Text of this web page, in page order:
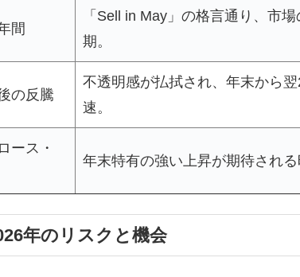
間
「Sell in May」の格言通り、市
期。
の反騰
不透明感が払拭され、年末から
速。
ース・
年末特有の強い上昇が期待される
年のリスクと機会